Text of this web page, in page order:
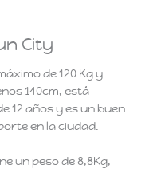
City
de 120 Kg y
140cm, está
12 años y es un buen
en la ciudad.
un peso de 8,8Kg,